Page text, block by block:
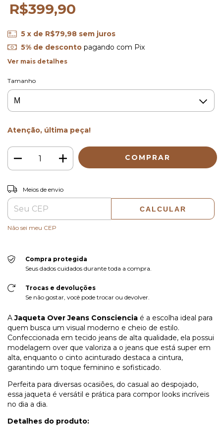
R$399,90
5 x de R$79,98 sem juros
5% de descontopagando com Pix
Ver mais detalhes
Tamanho
Atenção, última peça!
Entregas para o CEP:
Meios de envio
CALCULAR
Não sei meu CEP
Compra protegida
Seus dados cuidados durante toda a compra.
Trocas e devoluções
Se não gostar, você pode trocar ou devolver.
AJaqueta Over Jeans Consciencia é a escolha ideal para
quem busca um visual moderno e cheio de estilo.
Confeccionada em tecido jeans de alta qualidade, ela possui
modelagem over que valoriza a o jeans que está super em
alta, enquanto o cinto acinturado destaca a cintura,
garantindo um toque feminino e sofisticado.
Perfeita para diversas ocasiões, do casual ao despojado,
essa jaqueta é versátil e prática para compor looks incríveis
no dia a dia.
Detalhes do produto: